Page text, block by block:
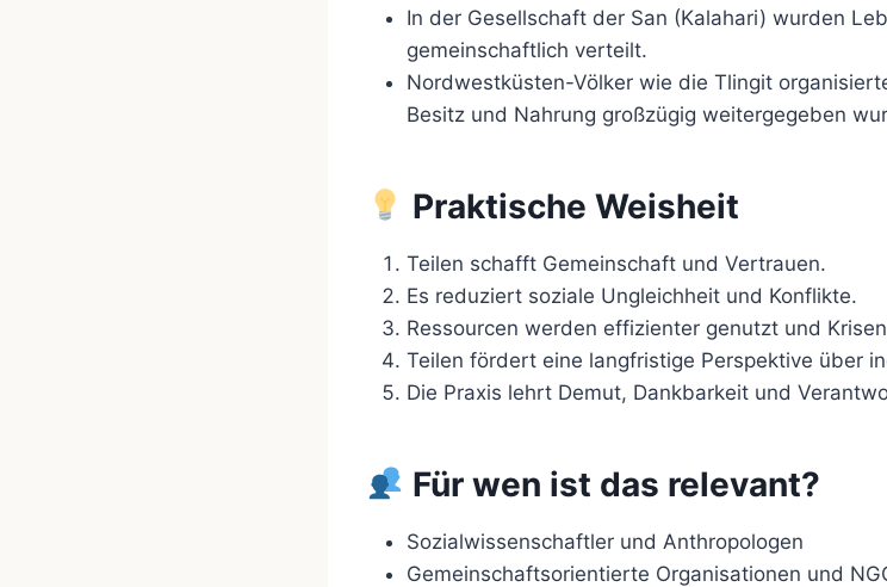
In der Gesellschaft der San (Kalahari) wurden
gemeinschaftlich verteilt.
Nordwestküsten-Völker wie die Tlingit
Besitz und Nahrung großzügig weitergegeben
Praktische Weisheit
Teilen schafft Gemeinschaft und Vertrauen.
Es reduziert soziale Ungleichheit und Konflikte.
Ressourcen werden effizienter genutzt und
Teilen fördert eine langfristige Perspektive über
Die Praxis lehrt Demut, Dankbarkeit und
Für wen ist das relevant?
Sozialwissenschaftler und Anthropologen
Gemeinschaftsorientierte Organisationen und